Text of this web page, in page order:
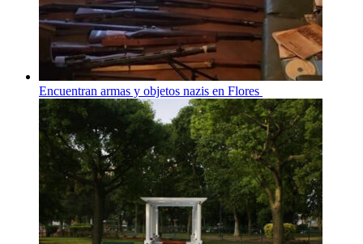
Encuentran armas y objetos nazis en Flores